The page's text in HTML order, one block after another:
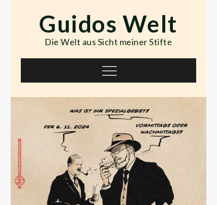
contentGuidos Welt
Die Welt aus Sicht meiner Stifte
Menu